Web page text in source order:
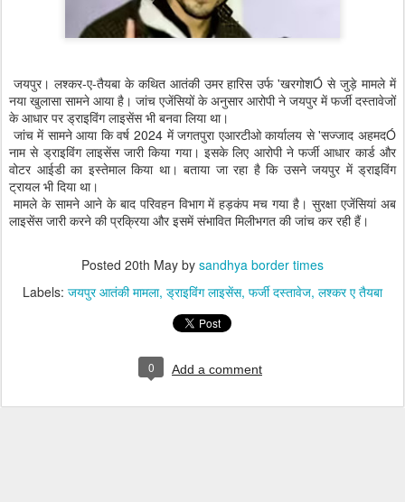
जयपुर। लश्कर-ए-तैयबा के कथित आतंकी उमर हारिस उर्फ 'खरगोशÓ से जुड़े मामले में
नया खुलासा सामने आया है। जांच एजेंसियों के अनुसार आरोपी ने जयपुर में फर्जी दस्तावेजों
के आधार पर ड्राइविंग लाइसेंस भी बनवा लिया था।
जांच में सामने आया कि वर्ष 2024 में जगतपुरा एआरटीओ कार्यालय से 'सज्जाद अहमदÓ
नाम से ड्राइविंग लाइसेंस जारी किया गया। इसके लिए आरोपी ने फर्जी आधार कार्ड और
वोटर आईडी का इस्तेमाल किया था। बताया जा रहा है कि उसने जयपुर में ड्राइविंग
ट्रायल भी दिया था।
मामले के सामने आने के बाद परिवहन विभाग में हड़कंप मच गया है। सुरक्षा एजेंसियां अब
लाइसेंस जारी करने की प्रक्रिया और इसमें संभावित मिलीभगत की जांच कर रही हैं।
Posted 20th May by sandhya border times
Labels: जयपुर आतंकी मामला ड्राइविंग लाइसेंस फर्जी दस्तावेज लश्कर ए तैयबा
0 Add a comment